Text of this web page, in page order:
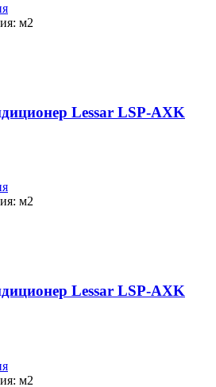
м2
Lessar LSP-AXK
м2
Lessar LSP-AXK
м2